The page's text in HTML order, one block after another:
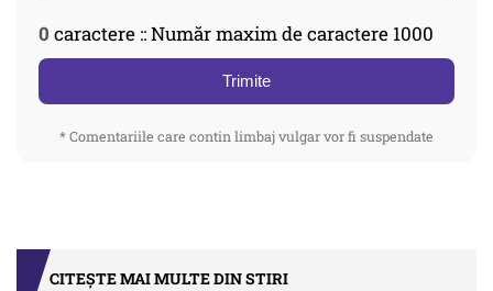
0 caractere :: Număr maxim de caractere 1000
Trimite
* Comentariile care contin limbaj vulgar vor fi suspendate
CITEȘTE MAI MULTE DIN STIRI